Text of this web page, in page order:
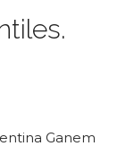
Ganem